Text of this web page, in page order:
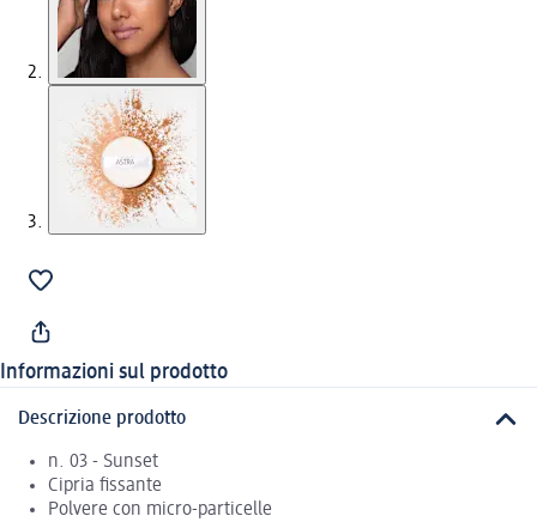
Informazioni sul prodotto
Descrizione prodotto
n. 03 - Sunset
Cipria fissante
Polvere con micro-particelle